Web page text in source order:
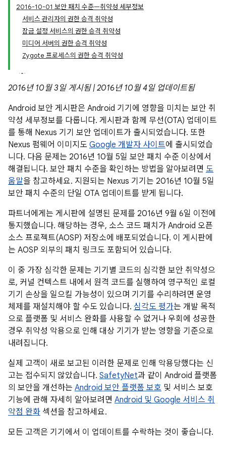
2016-10-01 보안 패치 수준—취약성 세부정보
서비스 관리자의 권한 승격 취약성
잠금 설정 서비스의 권한 승격 취약성
미디어 서버의 권한 승격 취약성
Zygote 프로세스의 권한 승격 취약성
2016년 10월 3일 게시됨 | 2016년 10월 4일 업데이트됨
Android 보안 게시판은 Android 기기에 영향을 미치는 보안 취
약성 세부정보를 다룹니다. 게시판과 함께 무선(OTA) 업데이트
를 통해 Nexus 기기 보안 업데이트가 출시되었습니다. 또한
Nexus 펌웨어 이미지도 Google 개발자 사이트에 출시되었습
니다. 다음 문제는 2016년 10월 5일 보안 패치 수준 이상에서
해결됩니다. 보안 패치 수준을 확인하는 방법을 알아보려면 도
움말을 참고하세요. 지원되는 Nexus 기기는 2016년 10월 5일
보안 패치 수준의 단일 OTA 업데이트를 받게 됩니다.
파트너에게는 게시판에 설명된 문제를 2016년 9월 6일 이전에
통지했습니다. 해당하는 경우, 소스 코드 패치가 Android 오픈
소스 프로젝트(AOSP) 저장소에 배포되었습니다. 이 게시판에
는 AOSP 외부의 패치 링크도 포함되어 있습니다.
이 중 가장 심각한 문제는 기기별 코드의 심각한 보안 취약성으
로, 커널 컨텍스트 내에서 원격 코드를 실행하여 영구적인 로컬
기기 손상을 일으킬 가능성이 있으며 기기를 수리하려면 운영
체제를 재설치해야 할 수도 있습니다. 심각도 평가는 개발 목적
으로 플랫폼 및 서비스 완화를 사용할 수 없거나 우회에 성공한
경우 취약성 악용으로 인해 대상 기기가 받는 영향을 기준으로
내려집니다.
실제 고객이 새로 보고된 이러한 문제로 인해 악용당했다는 신
고는 접수되지 않았습니다. SafetyNet과 같이 Android 플랫폼
의 보안을 개선하는 Android 보안 플랫폼 보호 및 서비스 보호
기능에 관해 자세히 알아보려면 Android 및 Google 서비스 취
약점 완화 섹션을 참고하세요.
모든 고객은 기기에서 이 업데이트를 수락하는 것이 좋습니다.